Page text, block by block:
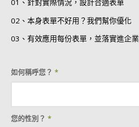
02、本身表單不好用？我們幫你優化
03、有效應用每份表單，並落實進企業
如何稱呼您？*
您的性別？*